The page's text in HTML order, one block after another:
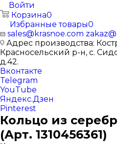
Войти
Корзина0
Избранные товары0
sales@krasnoe.com
Адрес производства:
Красносельский р-н, с.
д.42.
Вконтакте
Telegram
YouTube
Яндекс.Дзен
Pinterest
Кольцо из
(Арт. 1310456361)